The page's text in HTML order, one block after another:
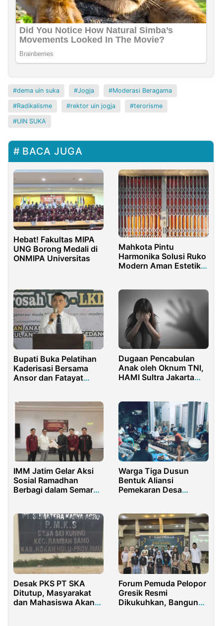
dema uin suka Jogja Moderasi Beragama
Radikalisme rektor uin jogja terorisme
UIN SUKA
BACA JUGA
Hebat! Fakultas MIPA
UNG Borong Medali di
ONMIPA Universitas
Mahkota Pintu
Harmonika Solusi Ruko
Modern Aman Estetik
Bupati Buka Pelatihan
Kaderisasi Bersama
Ansor dan Fatayat
Dugaan Pencabulan
Anak oleh Oknum TNI,
HAMI Sultra Jakarta
IMM Jatim Gelar Aksi
Sosial Ramadhan
Berbagi dalam Semarak
Warga Tiga Dusun
Bentuk Aliansi
Pemekaran Desa
Desak PKS PT SKA
Ditutup, Masyarakat
dan Mahasiswa Akan
Forum Pemuda Pelopor
Gresik Resmi
Dikukuhkan, Bangun